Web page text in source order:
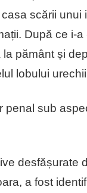
scării
După ce i-
pământ și
lobului
sub
desfășurate
a fost